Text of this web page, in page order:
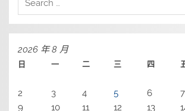
2026 年 8 月
日 一 二 三 四
2
3 4 5 6 7
9
10 11 12 13